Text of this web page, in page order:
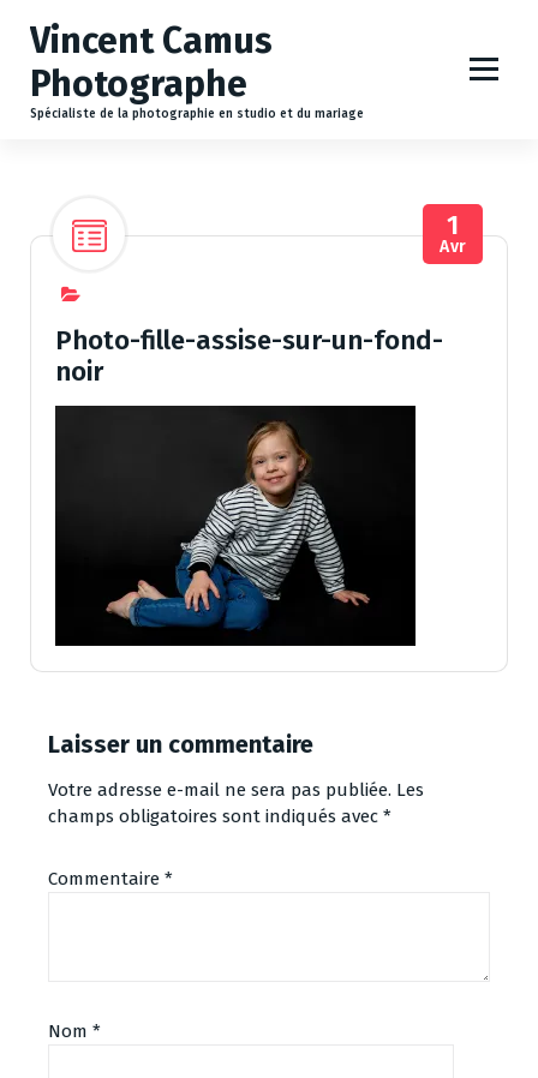
Vincent Camus
Photographe
Spécialiste de la photographie en studio et du mariage
1
Avr
Photo-fille-assise-sur-un-fond-
noir
Laisser un commentaire
Votre adresse e-mail ne sera pas publiée. Les
champs obligatoires sont indiqués avec *
Commentaire *
Nom *